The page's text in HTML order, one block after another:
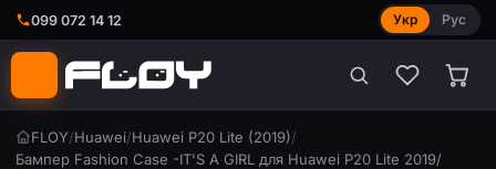
099 072 14 12 Укр Рус
FLOY/Huawei/Huawei P20 Lite (2019)/
Бампер Fashion Case -IT'S A GIRL для Huawei P20 Lite 2019/